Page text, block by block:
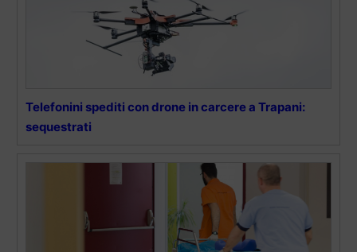
Telefonini spediti con drone in carcere a Trapani:
sequestrati